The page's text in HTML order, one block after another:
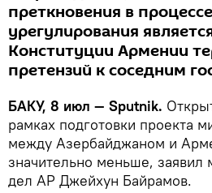
преткновения в
урегулирования
Конституции Армении
претензий к соседним
БАКУ, 8 июл — Sputnik.
рамках подготовки проекта
между Азербайджаном и
значительно меньше, заявил
дел АР Джейхун Байрамов.